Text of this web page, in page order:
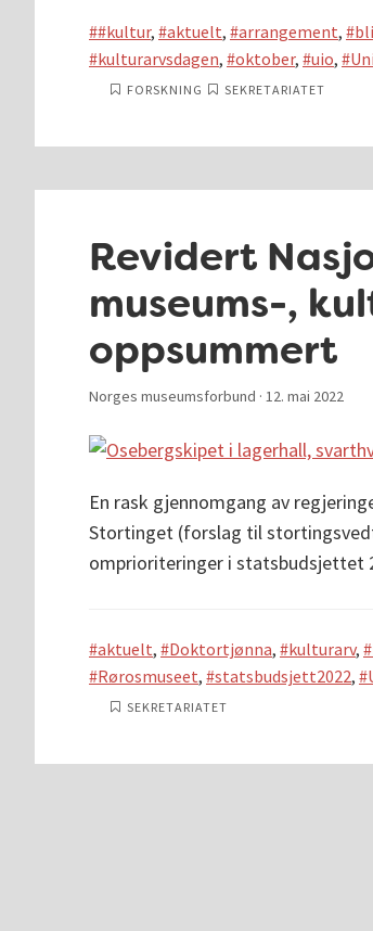
#kultur, aktuelt, arrangement,
kulturarvsdagen, oktober, uio,
FORSKNING SEKRETARIATET
Revidert
museums-,
oppsummert
Norges museumsforbund · 12. mai 2022
En rask gjennomgang av
Stortinget (forslag til
omprioriteringer i statsbudsjettet
aktuelt, Doktortjønna, kulturarv,
Rørosmuseet, statsbudsjett2022,
SEKRETARIATET